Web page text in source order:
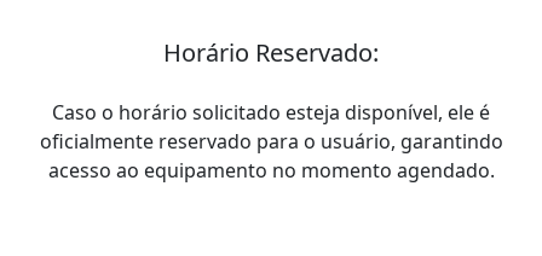
Horário Reservado:
Caso o horário solicitado esteja disponível, ele é
oficialmente reservado para o usuário, garantindo
acesso ao equipamento no momento agendado.